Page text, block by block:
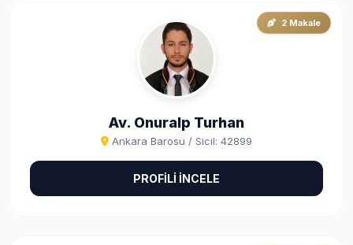
2 Makale
Av. Onuralp Turhan
Ankara Barosu / Sicil: 42899
PROFİLİ İNCELE